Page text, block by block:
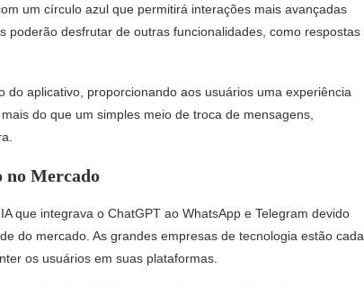
um círculo azul que permitirá interações mais avançadas
poderão desfrutar de outras funcionalidades, como respostas
aplicativo, proporcionando aos usuários uma experiência
do que um simples meio de troca de mensagens,
no Mercado
que integrava o ChatGPT ao WhatsApp e Telegram devido
do mercado. As grandes empresas de tecnologia estão cada
os usuários em suas plataformas.